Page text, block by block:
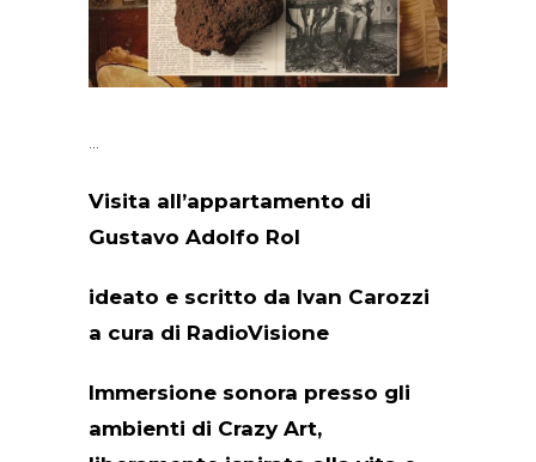
Visita all’appartamento di
Gustavo Adolfo Rol
ideato e scritto da Ivan Carozzi
a cura di RadioVisione
Immersione sonora presso gli
ambienti di Crazy Art,